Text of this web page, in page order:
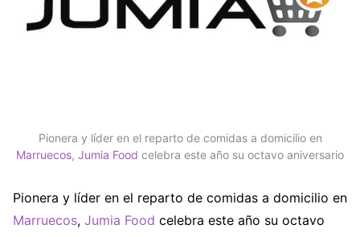
Pionera y líder en el reparto de comidas a domicilio en
Marruecos, Jumia Food celebra este año su octavo aniversario
Pionera y líder en el reparto de comidas a domicilio en
Marruecos, Jumia Food celebra este año su octavo